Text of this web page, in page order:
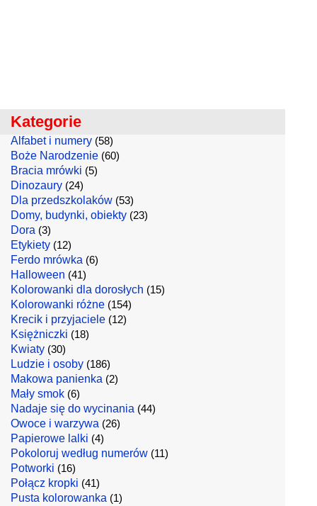
Kategorie
Alfabet i numery (58)
Boże Narodzenie (60)
Bracia mrówki (5)
Dinozaury (24)
Dla przedszkolaków (53)
Domy, budynki, obiekty (23)
Dora (3)
Etykiety (12)
Ferdo mrówka (6)
Halloween (41)
Kolorowanki dla dorosłych (15)
Kolorowanki różne (154)
Krecik i przyjaciele (12)
Księżniczki (18)
Kwiaty (30)
Ludzie i osoby (186)
Makowa panienka (2)
Mały smok (6)
Nadaje się do wycinania (44)
Owoce i warzywa (26)
Papierowe lalki (4)
Pokoloruj według numerów (11)
Potworki (16)
Połącz kropki (41)
Pusta kolorowanka (1)